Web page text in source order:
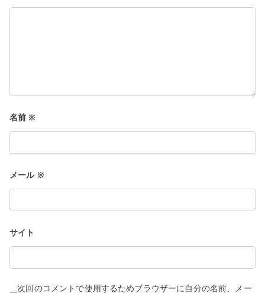
名前※
メール ※
サイト
次回のコメントで使用するためブラウザーに自分の名前、メー